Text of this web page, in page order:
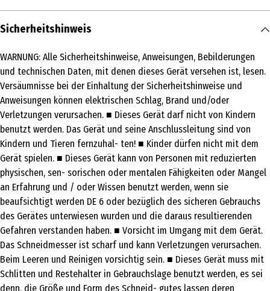
Inhalt
Produkttyp
Alleschneider
Anwendungshinweis
Lesen Sie vor dem ersten Gebrauch des Gerätes diese
Gebrauchsanleitung sorgfältig durch und bewahren Sie diese für
spätere Fragen und weitere Nutzer auf. Sie ist ein Bestandteil des
Gerätes. Hersteller und Importeur übernehmen keine Haftung,
wenn die Angaben in dieser Gebrauchsanleitung nicht beachtet
werden. Sollten Sie Fragen zum Gerät sowie zu Ersatz- /
Zubehörteilen haben, kontaktieren Sie den Kundenservice über
unsere Website: www.ds-group.de/kundenservice
Produkteigenschaft
bedienungsfreundlich
Lieferumfang
Sicherheitshinweis
WARNUNG: Alle Sicherheitshinweise, Anweisungen, Bebilderungen
und technischen Daten, mit denen dieses Gerät versehen ist, lesen.
Versäumnisse bei der Einhaltung der Sicherheitshinweise und
Anweisungen können elektrischen Schlag, Brand und/oder
Verletzungen verursachen. ■ Dieses Gerät darf nicht von Kindern
benutzt werden. Das Gerät und seine Anschlussleitung sind von
Kindern und Tieren fernzuhal- ten! ■ Kinder dürfen nicht mit dem
Gerät spielen. ■ Dieses Gerät kann von Personen mit reduzierten
physischen, sen- sorischen oder mentalen Fähigkeiten oder Mangel
an Erfahrung und / oder Wissen benutzt werden, wenn sie
beaufsichtigt werden DE 6 oder bezüglich des sicheren Gebrauchs
des Gerätes unterwiesen wurden und die daraus resultierenden
Gefahren verstanden haben. ■ Vorsicht im Umgang mit dem Gerät.
Das Schneidmesser ist scharf und kann Verletzungen verursachen.
Beim Leeren und Reinigen vorsichtig sein. ■ Dieses Gerät muss mit
Schlitten und Restehalter in Gebrauchslage benutzt werden, es sei
denn, die Größe und Form des Schneid- gutes lassen deren